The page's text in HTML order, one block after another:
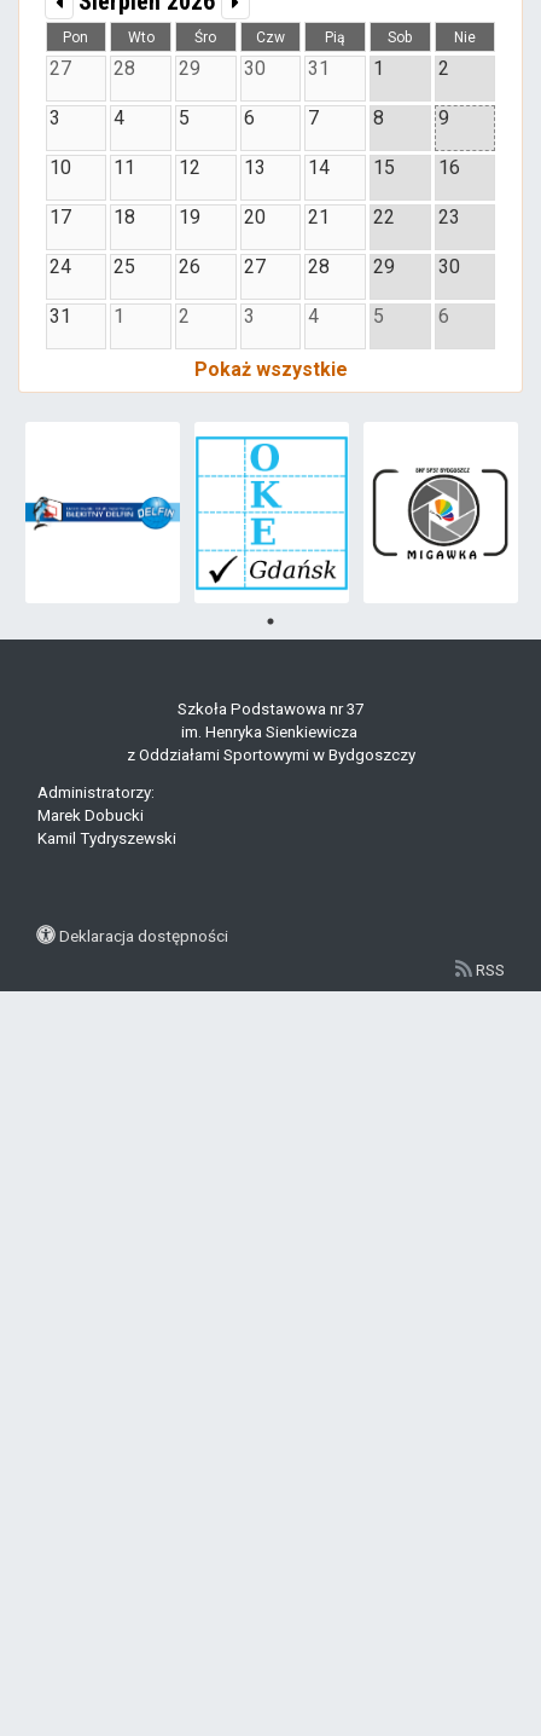
Pon Wto Śro Czw Pią Sob Nie
27 28 29 30 31 1 2
3 4 5 6 7 8 9
10 11 12 13 14 15 16
17 18 19 20 21 22 23
24 25 26 27 28 29 30
31 1 2 3 4 5 6
Pokaż wszystkie
Szkoła Podstawowa nr 37
im. Henryka Sienkiewicza
z Oddziałami Sportowymi w Bydgoszczy
Administratorzy:
Marek Dobucki
Kamil Tydryszewski
Deklaracja dostępności
RSS